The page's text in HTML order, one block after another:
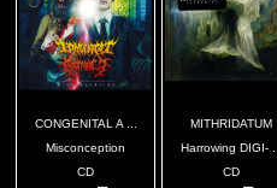
CONGENITAL A ...
Misconception
CD
MITHRIDATUM
Harrowing DIGI- ...
CD